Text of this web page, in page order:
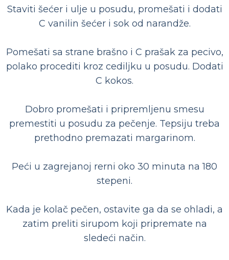
Staviti šećer i ulje u posudu, promešati i dodati
C vanilin šećer i sok od narandže.
Pomešati sa strane brašno i C prašak za pecivo,
polako procediti kroz cediljku u posudu. Dodati
C kokos.
Dobro promešati i pripremljenu smesu
premestiti u posudu za pečenje. Tepsiju treba
prethodno premazati margarinom.
Peći u zagrejanoj rerni oko 30 minuta na 180
stepeni.
Kada je kolač pečen, ostavite ga da se ohladi, a
zatim preliti sirupom koji pripremate na
sledeći način.